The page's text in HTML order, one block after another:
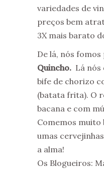
variedades de
preços bem
3X mais barato
De lá, nós fomos
Quincho. Lá nós
bife de chorizo
(batata frita). O
bacana e com
Comemos muito
umas
a alma!
Os Blogueiros: